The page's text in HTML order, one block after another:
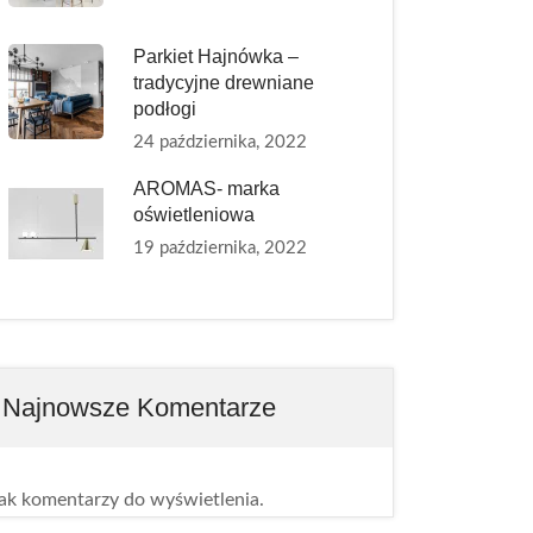
Parkiet Hajnówka –
tradycyjne drewniane
podłogi
24 października, 2022
AROMAS- marka
oświetleniowa
19 października, 2022
Najnowsze Komentarze
komentarzy do wyświetlenia.